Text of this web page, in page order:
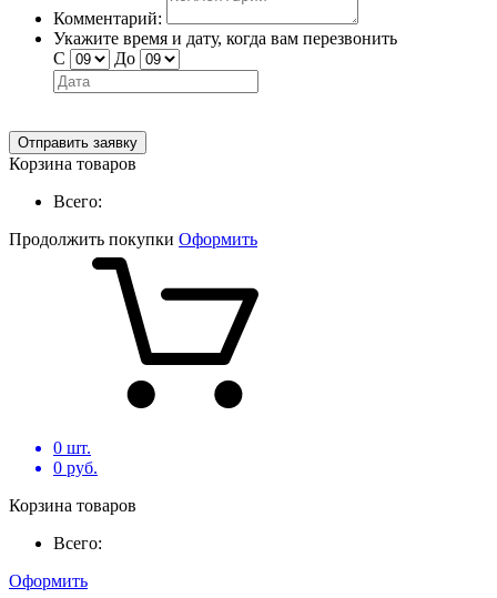
Комментарий:
Укажите время и дату, когда вам перезвонить
С
До
Отправить заявку
Корзина товаров
Всего:
Продолжить покупки Оформить
0 шт.
0 руб.
Корзина товаров
Всего:
Оформить